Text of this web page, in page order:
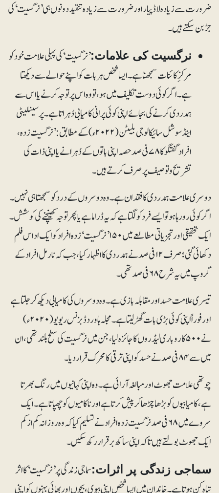
ضرورت سے زیادہ لاڈ پیار اور ضرورت سے زیادہ تنقید دونوں ہی ’نرگسیت‘ کی
جڑ بن سکتے ہیں۔
نرگسیت کی علامات:’نرگسیت‘ کی پہلی علامت خود کو
مرکزِ کائنات سمجھنا ہے۔ ایسا شخص ہر بات کو اپنے حوالے سے دیکھتا
ہے۔ اگر کوئی دوست تکلیف میں ہو، تو وہ اس پر توجہ کرنے یا اس سے
ہمدردی کرنے کی بجائے اپنی کوئی پرانی کامیابی دُہراتا ہے۔ پرسینلیٹی
اینڈ سوشل سائیکالوجی بلیٹن(۲۰۲۲ء)کے مطابق: ’نرگسیت زدہ،
افراد گفتگو کا ۷۸ فی صد حصہ اپنی باتوں کے دُہرانے یا اپنی ذات کی
تشریح و توصیف پر صرف کرتے ہیں۔
دوسری علامت ہمدردی کا فقدان ہے۔ وہ دوسروں کے درد کو سمجھتا ہی نہیں۔
اگر کوئی رو رہا ہو تو ایسے فرد کو لگتا ہے کہ یہ ڈراما ہے یا پھر توجہ کھینچنے کی کوشش۔
ایک تحقیقی اور تجزیاتی مطالعے میں ۱۵۰ ’نرگسیت‘ زدہ افراد کو ایک اداس فلم
دکھائی گئی؛ صرف ۱۲ فی صد نے ہمدردی کا اظہار کیا، جب کہ نارمل افراد کے
گروپ میں یہ شرح ۶۸ فی صد تھی۔
تیسری علامت حسد اور مقابلہ بازی ہے۔ وہ دوسروں کی کامیابی دیکھ کر جلتا ہے
اور فوراً اپنی کوئی بڑی بات گھڑ لیتا ہے۔مجلہ ہاوردڈ بزنس ریویو (۲۰۲۰ء)
نے ۵۰۰ کاروباری لیڈروں کا جائزہ لیا، جن میں نرگسیت کی سطح بلند تھی، ان
میں سے ۸۴ فی صد نے حسد کو اپنی ترقی کا محرک قرار دیا۔
چوتھی علامت جھوٹ اور مبالغہ آرائی ہے۔ وہ اپنی کہانیوں میں رنگ بھرتا
ہے، کامیابیوں کو بڑھا چڑھا کر پیش کرتا ہے اور ناکامیوں کو چھپاتا ہے۔ ایک
سروے میں ۶۸ فی صد نرگسیت زدہ افراد نے تسلیم کیا کہ وہ روزانہ کم از کم
ایک جھوٹ بولتے ہیں تاکہ اپنی ساکھ برقرار رکھ سکیں۔
سماجی زندگی پر اثرات:سماجی زندگی پر ’نرگسیت‘ کا اثر
تباہ کن ہوتا ہے۔ خاندان میں ایسا شخص اپنی بیوی، بچوں اور بھائی بہنوں کو اپنی